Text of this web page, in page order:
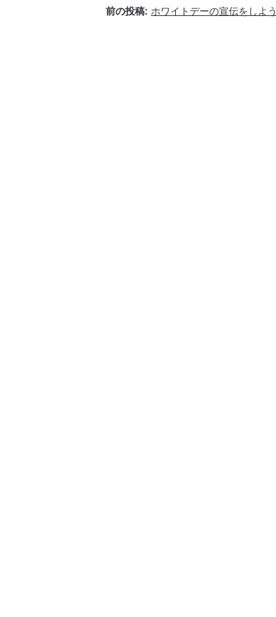
前の投稿: ホワイトデーの宣伝をしよう